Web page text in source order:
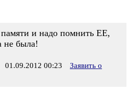
памяти и надо помнить ЕЕ,
не была!
01.09.2012 00:23
Заявить о